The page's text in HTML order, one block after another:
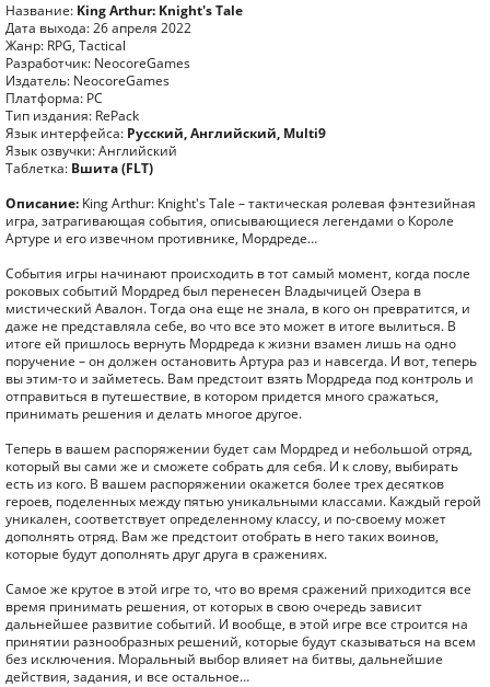
Название: King Arthur: Knight's Tale
Дата выхода: 26 апреля 2022
Жанр: RPG, Tactical
Разработчик: NeocoreGames
Издатель: NeocoreGames
Платформа: PC
Тип издания: RePack
Язык интерфейса: Русский, Английский, Multi9
Язык озвучки: Английский
Таблетка: Вшита (FLT)
Описание: King Arthur: Knight's Tale – тактическая ролевая фэнтезийная
игра, затрагивающая события, описывающиеся легендами о Короле
Артуре и его извечном противнике, Мордреде…
События игры начинают происходить в тот самый момент, когда после
роковых событий Мордред был перенесен Владычицей Озера в
мистический Авалон. Тогда она еще не знала, в кого он превратится, и
даже не представляла себе, во что все это может в итоге вылиться. В
итоге ей пришлось вернуть Мордреда к жизни взамен лишь на одно
поручение – он должен остановить Артура раз и навсегда. И вот, теперь
вы этим-то и займетесь. Вам предстоит взять Мордреда под контроль и
отправиться в путешествие, в котором придется много сражаться,
принимать решения и делать многое другое.
Теперь в вашем распоряжении будет сам Мордред и небольшой отряд,
который вы сами же и сможете собрать для себя. И к слову, выбирать
есть из кого. В вашем распоряжении окажется более трех десятков
героев, поделенных между пятью уникальными классами. Каждый герой
уникален, соответствует определенному классу, и по-своему может
дополнять отряд. Вам же предстоит отобрать в него таких воинов,
которые будут дополнять друг друга в сражениях.
Самое же крутое в этой игре то, что во время сражений приходится все
время принимать решения, от которых в свою очередь зависит
дальнейшее развитие событий. И вообще, в этой игре все строится на
принятии разнообразных решений, которые будут сказываться на всем
без исключения. Моральный выбор влияет на битвы, дальнейшие
действия, задания, и все остальное…